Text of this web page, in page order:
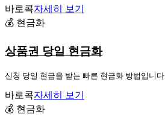
바로콕자세히 보기
💰 현금화
상품권 당일 현금화
신청 당일 현금을 받는 빠른 현금화 방법입니다.
바로콕자세히 보기
💰 현금화